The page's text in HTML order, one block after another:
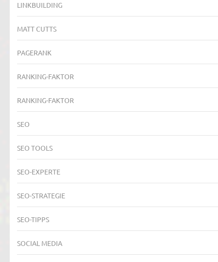
LINKBUILDING
MATT CUTTS
PAGERANK
RANKING-FAKTOR
RANKING-FAKTOR
SEO
SEO TOOLS
SEO-EXPERTE
SEO-STRATEGIE
SEO-TIPPS
SOCIAL MEDIA